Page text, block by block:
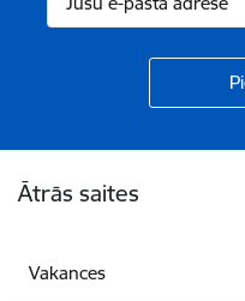
Ātrās saites
Vakances